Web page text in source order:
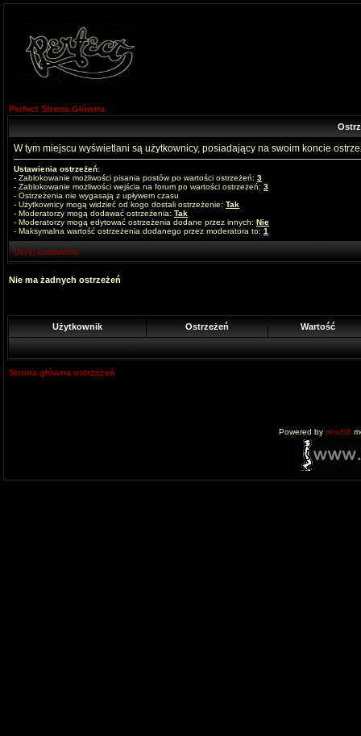
Perfect Strona Główna
W tym miejscu wyświetlani są użytkownicy, posiadający na swoim koncie
Ustawienia ostrzeżeń:
- Zablokowanie możliwości pisania postów po wartości ostrzeżeń: 3
- Zablokowanie możliwości wejścia na forum po wartości ostrzeżeń: 3
- Ostrzeżenia nie wygasają z upływem czasu
- Użytkownicy mogą widzieć od kogo dostali ostrzeżenie: Tak
- Moderatorzy mogą dodawać ostrzeżenia: Tak
- Moderatorzy mogą edytować ostrzeżenia dodane przez innych: Nie
- Maksymalna wartość ostrzeżenia dodanego przez moderatora to: 1
Ukryj ustawienia
Nie ma żadnych ostrzeżeń
Użytkownik Ostrzeżeń Wartość
Strona główna ostrzeżeń
Powered by phpBB